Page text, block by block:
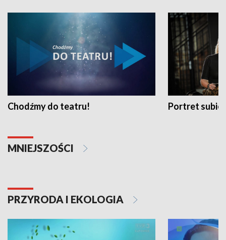
Chodźmy do teatru! Portret
MNIEJSZOŚCI
PRZYRODA I EKOLOGIA